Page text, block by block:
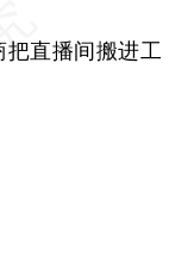
直播间搬进工